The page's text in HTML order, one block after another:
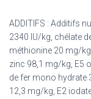
ADDITIFS : Additifs
2340 IU/kg, chélate
méthionine 20 mg/
zinc 98,1 mg/kg, E5
de fer mono hydrate
12,3 mg/kg, E2